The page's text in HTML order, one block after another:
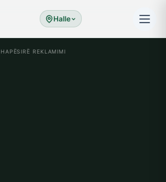
Halle
HAPËSIRË REKLAMIMI